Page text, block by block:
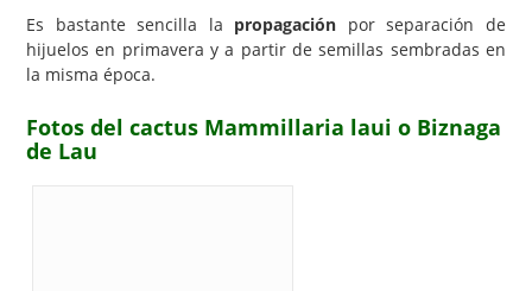
Es bastante sencilla la propagación por separación de
hijuelos en primavera y a partir de semillas sembradas en
la misma época.
Fotos del cactus Mammillaria laui o Biznaga
de Lau